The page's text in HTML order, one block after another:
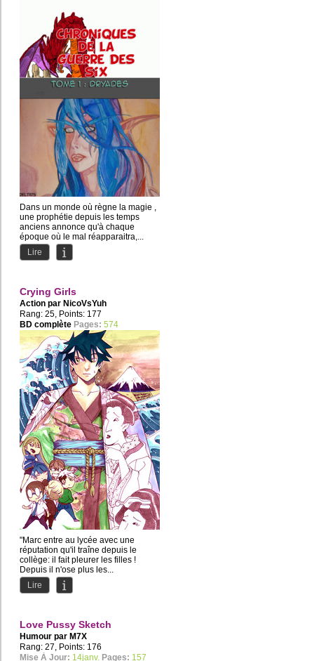
Dans un monde où règne la magie ,
une prophétie depuis les temps
anciens annonce qu'à chaque
époque où le mal réapparaitra,...
Lire
Crying Girls
Action par NicoVsYuh
Rang: 25, Points: 177
BD complète Pages: 574
"Marc entre au lycée avec une
réputation qu'il traîne depuis le
collège: il fait pleurer les filles !
Depuis il n'ose plus les...
Lire
Love Pussy Sketch
Humour par M7X
Rang: 27, Points: 176
Mise À Jour: 14janv. Pages: 157